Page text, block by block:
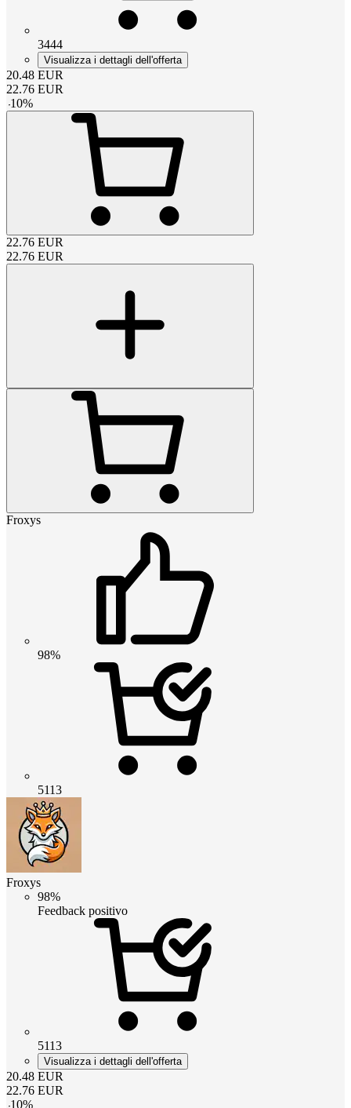
3444
Visualizza i dettagli dell'offerta
20.48 EUR
22.76 EUR
-10%
22.76 EUR
22.76 EUR
Froxys
98%
5113
Froxys
98%
Feedback positivo
5113
Visualizza i dettagli dell'offerta
20.48 EUR
22.76 EUR
-10%